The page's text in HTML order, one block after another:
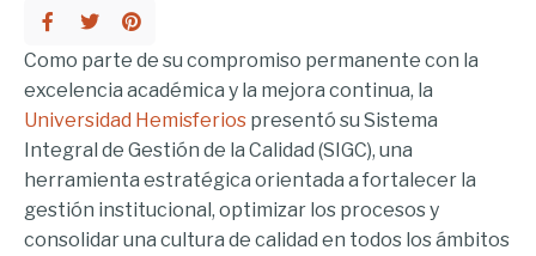
Como parte de su compromiso permanente con la
excelencia académica y la mejora continua, la
Universidad Hemisferios presentó su Sistema
Integral de Gestión de la Calidad (SIGC), una
herramienta estratégica orientada a fortalecer la
gestión institucional, optimizar los procesos y
consolidar una cultura de calidad en todos los ámbitos